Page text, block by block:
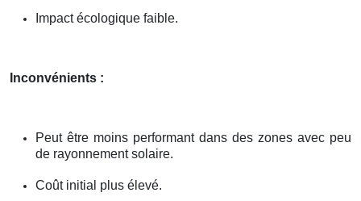
Impact écologique faible.
Inconvénients :
Peut être moins performant dans des zones avec peu
de rayonnement solaire.
Coût initial plus élevé.